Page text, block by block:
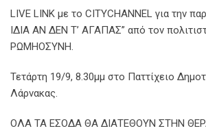
LIVE LINK με το CITYCHANNEL για την
ΙΔΙΑ ΑΝ ΔΕΝ Τ’ ΑΓΑΠΑΣ” από τον
ΡΩΜΗΟΣΥΝΗ.
Τετάρτη 19/9, 8.30μμ στο Παττίχειο
Λάρνακας.
ΟΛΑ ΤΑ ΕΣΟΔΑ ΘΑ ΔΙΑΤΕΘΟΥΝ ΣΤΗΝ